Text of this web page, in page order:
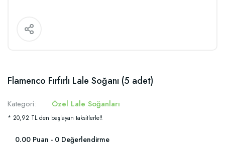
Flamenco Fırfırlı Lale Soğanı (5 adet)
Kategori Özel Lale Soğanları
* 20,92 TL den başlayan taksitlerle!!
0.00 Puan - 0 Değerlendirme